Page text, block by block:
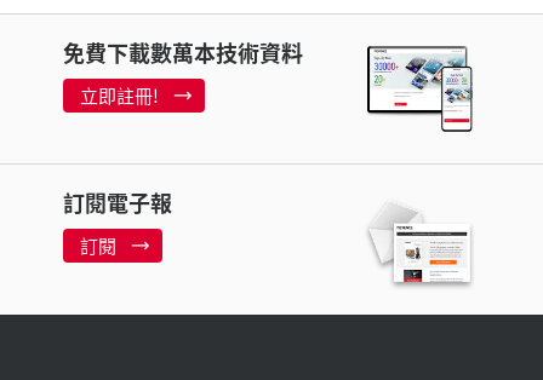
免費下載數萬本技術資料
立即註冊!
訂閱電子報
訂閱